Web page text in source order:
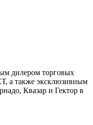
дилером торговых
а также эксклюзивным
Квазар и Гектор в